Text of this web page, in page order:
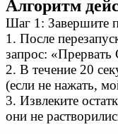
Алгоритм
Шаг 1: Завершите
1. После
запрос: «Прервать
2. В течение 20
(если не нажать,
3. Извлеките
они не